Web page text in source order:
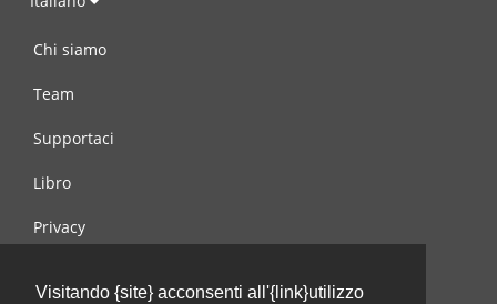
Visitando {site} acconsenti all'{link}utilizzo
Chi siamo
Team
Supportaci
Libro
Privacy